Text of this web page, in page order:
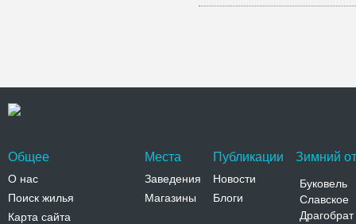
Общее
О нас
Поиск жилья
Карта сайта
Места
Заведения
Магазины
Публикации
Новости
Блоги
Зимний
Буковель
Славское
Драгобрат